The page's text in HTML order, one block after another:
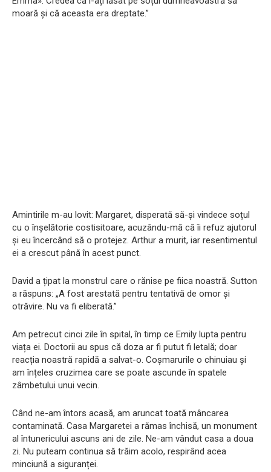
moară și că aceasta era dreptate.”
Amintirile m-au lovit: Margaret, disperată să-și vindece soțul
cu o înșelătorie costisitoare, acuzându-mă că îi refuz ajutorul
și eu încercând să o protejez. Arthur a murit, iar resentimentul
ei a crescut până în acest punct.
David a țipat la monstrul care o rănise pe fiica noastră. Sutton
a răspuns: „A fost arestată pentru tentativă de omor și
otrăvire. Nu va fi eliberată.”
Am petrecut cinci zile în spital, în timp ce Emily lupta pentru
viața ei. Doctorii au spus că doza ar fi putut fi letală; doar
reacția noastră rapidă a salvat-o. Coșmarurile o chinuiau și
am înțeles cruzimea care se poate ascunde în spatele
zâmbetului unui vecin.
Când ne-am întors acasă, am aruncat toată mâncarea
contaminată. Casa Margaretei a rămas închisă, un monument
al întunericului ascuns ani de zile. Ne-am vândut casa a doua
zi. Nu puteam continua să trăim acolo, respirând acea
minciună a siguranței.